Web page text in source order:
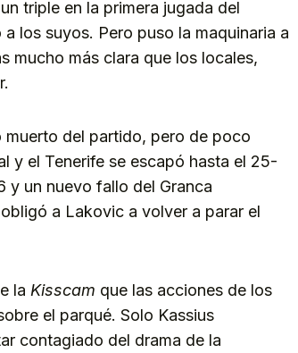
triple en la primera jugada del
los suyos. Pero puso la maquinaria a
mucho más clara que los locales,
del partido, pero de poco
y el Tenerife se escapó hasta el 25-
y un nuevo fallo del Granca
a Lakovic a volver a parar el
la Kisscam que las acciones de los
el parqué. Solo Kassius
contagiado del drama de la